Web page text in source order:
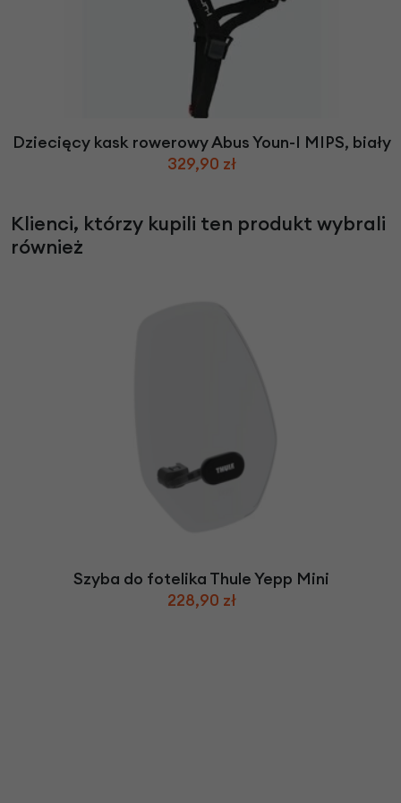
Dziecięcy kask rowerowy Abus Youn-I MIPS, biały
329,90 zł
Klienci, którzy kupili ten produkt wybrali
również
Szyba do fotelika Thule Yepp Mini
228,90 zł